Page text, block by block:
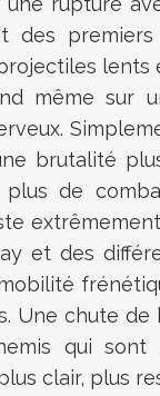
des
même sur
brutalité
de
et des
mobilité
Une chute
qui
clair, plus